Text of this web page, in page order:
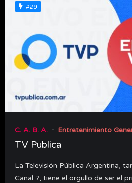
#29
C. A. B. A. Entretenimiento
TV Publica
La Televisión Pública Argentina,
Canal 7, tiene el orgullo de ser el